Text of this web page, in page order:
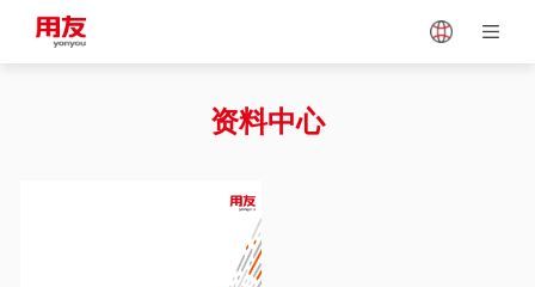
Vietnam
资料中心